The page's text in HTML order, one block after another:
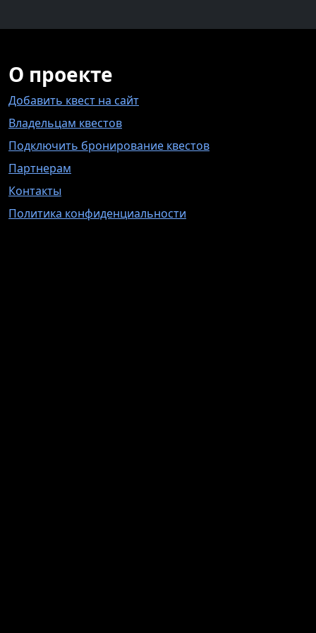
О проекте
Добавить квест на сайт
Владельцам квестов
Подключить бронирование квестов
Партнерам
Контакты
Политика конфиденциальности